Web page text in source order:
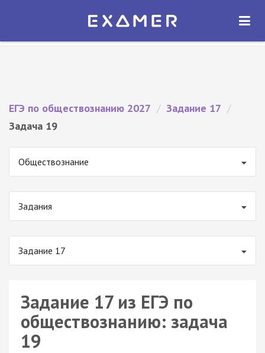
Экзамер — ЕГЭ 2027
ОТКРЫТЬ
ЕГЭ по обществознанию 2027 / Задание 17 /
Задача 19
Обществознание
Задания
Задание 17
Задание 17 из ЕГЭ по
обществознанию: задача
19